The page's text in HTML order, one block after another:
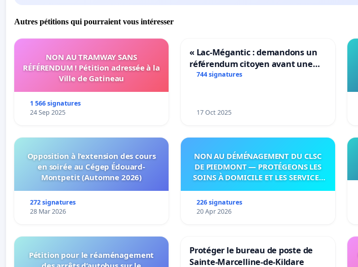
Autres pétitions qui pourraient vous intéresser
NON AU TRAMWAY SANS
RÉFÉRENDUM ! Pétition adressée à la
Ville de Gatineau
1 566 signatures
24 Sep 2025
« Lac-Mégantic : demandons un
référendum citoyen avant une
transformation irréversible de
744 signatures
17 Oct 2025
Opposition à l’extension des cours
en soirée au Cégep Édouard-
Montpetit (Automne 2026)
272 signatures
28 Mar 2026
NON AU DÉMÉNAGEMENT DU CLSC
DE PIEDMONT — PROTÉGEONS LES
SOINS À DOMICILE ET LES SERVICES
226 signatures
20 Apr 2026
Pétition pour le réaménagement
Protéger le bureau de poste de
Sainte-Marcelline-de-Kildare